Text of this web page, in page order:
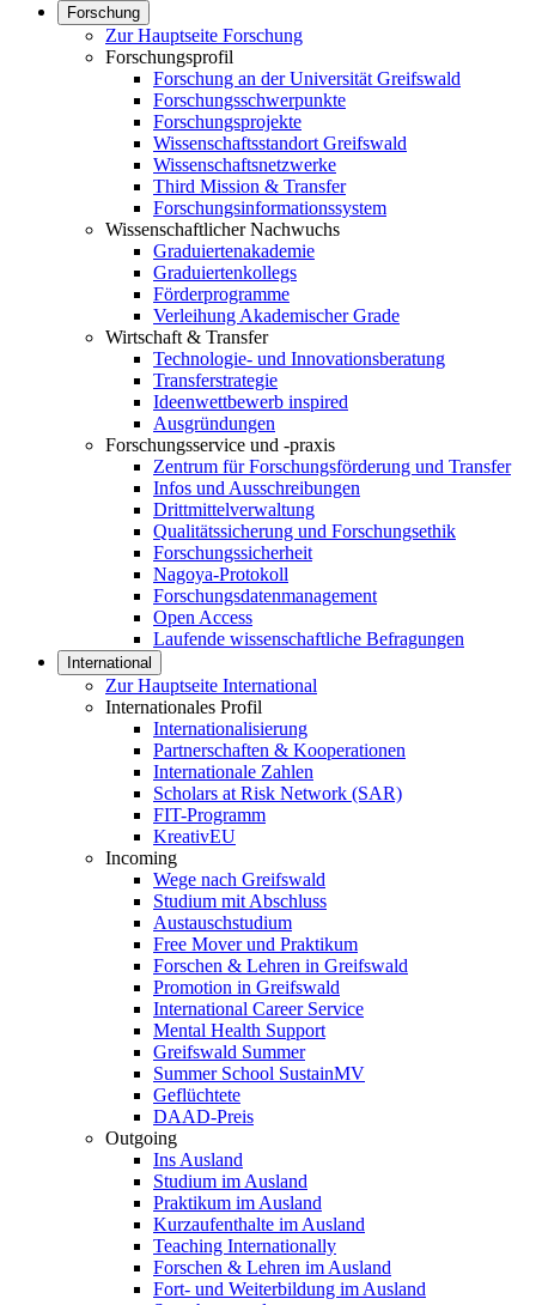
Forschung
Zur Hauptseite Forschung
Forschungsprofil
Forschung an der Universität Greifswald
Forschungsschwerpunkte
Forschungsprojekte
Wissenschaftsstandort Greifswald
Wissenschaftsnetzwerke
Third Mission & Transfer
Forschungsinformationssystem
Wissenschaftlicher Nachwuchs
Graduiertenakademie
Graduiertenkollegs
Förderprogramme
Verleihung Akademischer Grade
Wirtschaft & Transfer
Technologie- und Innovationsberatung
Transferstrategie
Ideenwettbewerb inspired
Ausgründungen
Forschungsservice und -praxis
Zentrum für Forschungsförderung und Transfer
Infos und Ausschreibungen
Drittmittelverwaltung
Qualitätssicherung und Forschungsethik
Forschungssicherheit
Nagoya-Protokoll
Forschungsdatenmanagement
Open Access
Laufende wissenschaftliche Befragungen
International
Zur Hauptseite International
Internationales Profil
Internationalisierung
Partnerschaften & Kooperationen
Internationale Zahlen
Scholars at Risk Network (SAR)
FIT-Programm
KreativEU
Incoming
Wege nach Greifswald
Studium mit Abschluss
Austauschstudium
Free Mover und Praktikum
Forschen & Lehren in Greifswald
Promotion in Greifswald
International Career Service
Mental Health Support
Greifswald Summer
Summer School SustainMV
Geflüchtete
DAAD-Preis
Outgoing
Ins Ausland
Studium im Ausland
Praktikum im Ausland
Kurzaufenthalte im Ausland
Teaching Internationally
Forschen & Lehren im Ausland
Fort- und Weiterbildung im Ausland